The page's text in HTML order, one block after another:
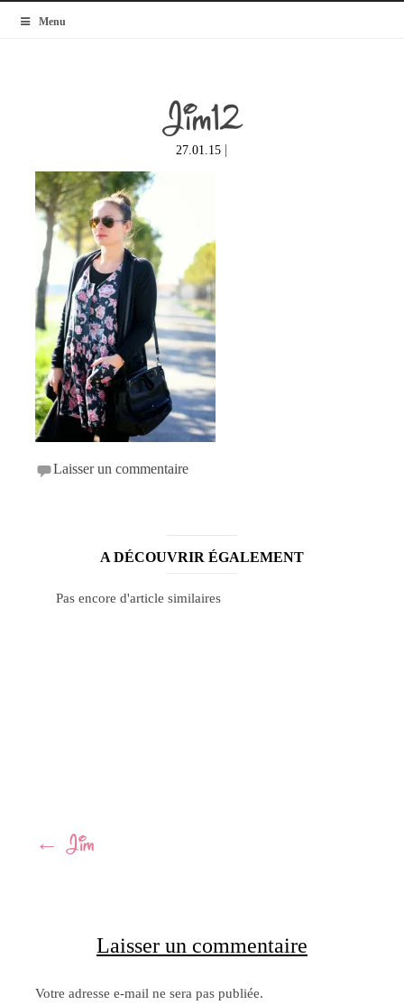
Menu
MyBlogMode
Jim12
27.01.15 |
Laisser un commentaire
A DÉCOUVRIR ÉGALEMENT
Pas encore d'article similaires
Navigation
← Jim
Laisser un commentaire
Votre adresse e-mail ne sera pas publiée.